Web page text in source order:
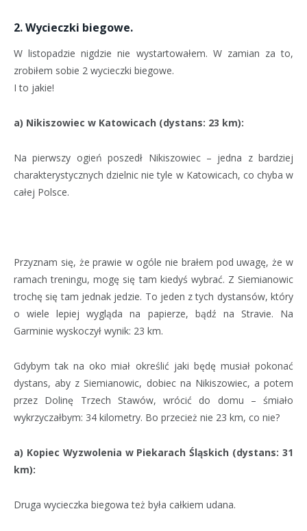
2. Wycieczki biegowe.
W listopadzie nigdzie nie wystartowałem. W zamian za to,
zrobiłem sobie 2 wycieczki biegowe.
I to jakie!
a) Nikiszowiec w Katowicach (dystans: 23 km):
Na pierwszy ogień poszedł Nikiszowiec – jedna z bardziej
charakterystycznych dzielnic nie tyle w Katowicach, co chyba w
całej Polsce.
Przyznam się, że prawie w ogóle nie brałem pod uwagę, że w
ramach treningu, mogę się tam kiedyś wybrać. Z Siemianowic
trochę się tam jednak jedzie. To jeden z tych dystansów, który
o wiele lepiej wygląda na papierze, bądź na Stravie. Na
Garminie wyskoczył wynik: 23 km.
Gdybym tak na oko miał określić jaki będę musiał pokonać
dystans, aby z Siemianowic, dobiec na Nikiszowiec, a potem
przez Dolinę Trzech Stawów, wrócić do domu – śmiało
wykrzyczałbym: 34 kilometry. Bo przecież nie 23 km, co nie?
a) Kopiec Wyzwolenia w Piekarach Śląskich (dystans: 31
km):
Druga wycieczka biegowa też była całkiem udana.